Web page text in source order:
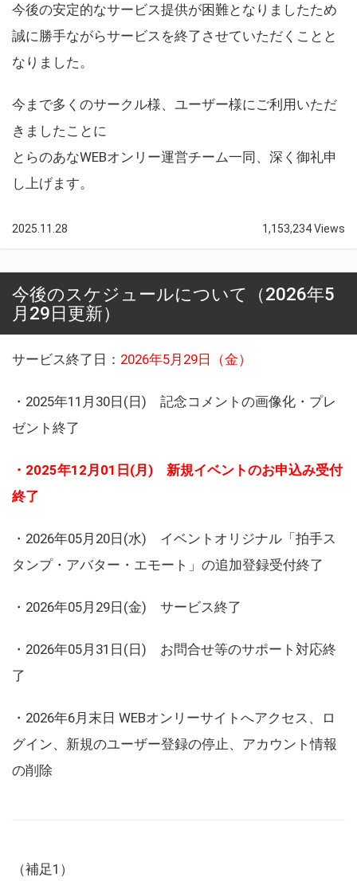
今後の安定的なサービス提供が困難となりましたため
誠に勝手ながらサービスを終了させていただくことと
なりました。
今まで多くのサークル様、ユーザー様にご利用いただ
きましたことに
とらのあなWEBオンリー運営チーム一同、深く御礼申
し上げます。
2025.11.28 1,153,234 Views
今後のスケジュールについて（2026年5
月29日更新）
サービス終了日： 2026年5月29日（金）
・2025年11月30日(日) 記念コメントの画像化・プレ
ゼント終了
・2025年12月01日(月) 新規イベントのお申込み受付
終了
・2026年05月20日(水) イベントオリジナル「拍手ス
タンプ・アバター・エモート」の追加登録受付終了
・2026年05月29日(金) サービス終了
・2026年05月31日(日) お問合せ等のサポート対応終
了
・2026年6月末日 WEBオンリーサイトへアクセス、ロ
グイン、新規のユーザー登録の停止、アカウント情報
の削除
（補足1）